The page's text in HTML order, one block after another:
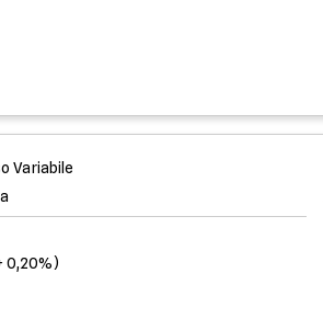
Variabile
0,20%)